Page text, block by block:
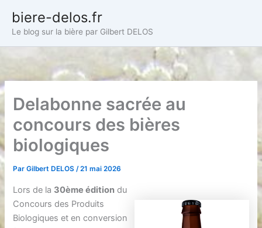
contenu
biere-delos.fr
Le blog sur la bière par Gilbert DELOS
Delabonne sacrée au
concours des bières
biologiques
ParGilbert DELOS/21 mai 2026
Lors de la 30ème édition du
Concours des Produits
Biologiques et en conversion